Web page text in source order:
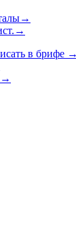
→
→
в брифе →
→